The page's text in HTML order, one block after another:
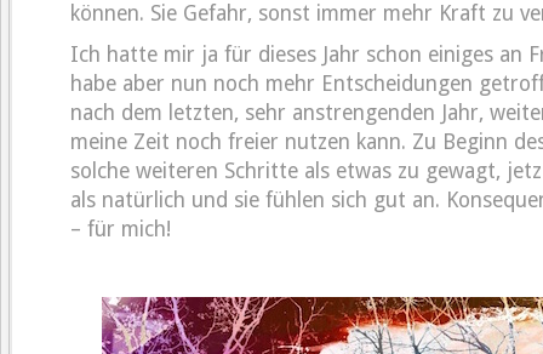
können. Sie Gefahr, sonst immer mehr Kraft zu
Ich hatte mir ja für dieses Jahr schon einiges an
habe aber nun noch mehr Entscheidungen
nach dem letzten, sehr anstrengenden Jahr,
meine Zeit noch freier nutzen kann. Zu Beginn
solche weiteren Schritte als etwas zu gewagt,
als natürlich und sie fühlen sich gut an.
– für mich!